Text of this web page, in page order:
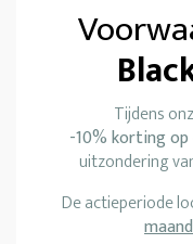
Tijdens
-10% korting
uitzondering
De actieperiode